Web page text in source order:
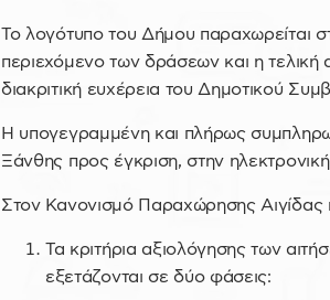
Το λογότυπο του Δήμου παραχωρείται
περιεχόμενο των δράσεων και η τελική
διακριτική ευχέρεια του Δημοτικού
Η υπογεγραμμένη και πλήρως
Ξάνθης προς έγκριση, στην
Στον Κανονισμό Παραχώρησης Αιγίδας
Τα κριτήρια αξιολόγησης των
εξετάζονται σε δύο φάσεις: